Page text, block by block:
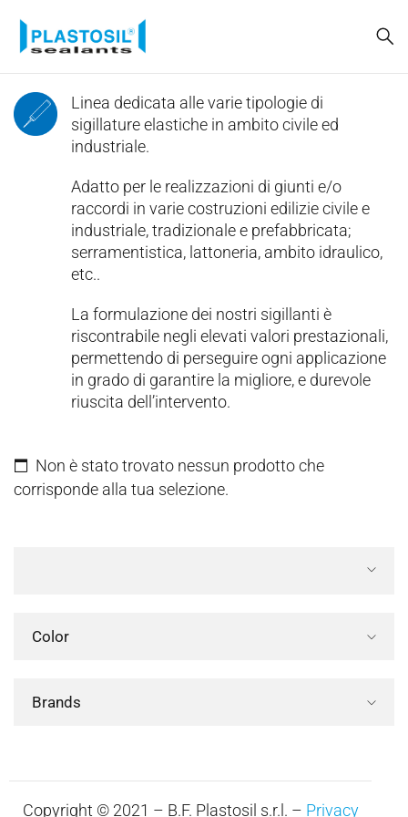
Linea dedicata alle varie tipologie di
sigillature elastiche in ambito civile ed
industriale.
Adatto per le realizzazioni di giunti e/o
raccordi in varie costruzioni edilizie civile e
industriale, tradizionale e prefabbricata;
serramentistica, lattoneria, ambito idraulico,
etc..
La formulazione dei nostri sigillanti è
riscontrabile negli elevati valori prestazionali,
permettendo di perseguire ogni applicazione
in grado di garantire la migliore, e durevole
riuscita dell’intervento.
Non è stato trovato nessun prodotto che
corrisponde alla tua selezione.
Color
Brands
Copyright © 2021 – B.F. Plastosil s.r.l. – Privacy